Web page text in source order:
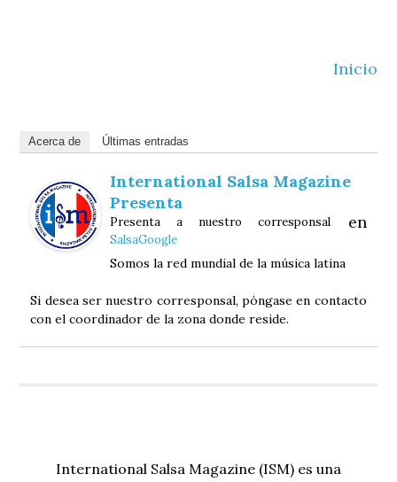
Inicio
Acerca de Últimas entradas
International Salsa Magazine
Presenta
Presenta a nuestro corresponsalen
SalsaGoogle
Somos la red mundial de la música latina
Si desea ser nuestro corresponsal, póngase en contacto
con el coordinador de la zona donde reside.
International Salsa Magazine (ISM) es una